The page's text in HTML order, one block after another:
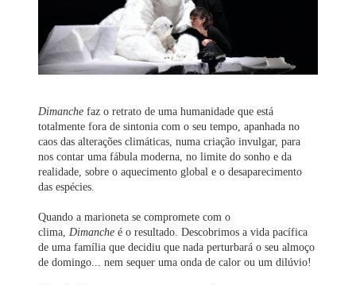
Dimanchefaz o retrato de uma humanidade que está
totalmente fora de sintonia com o seu tempo, apanhada no
caos das alterações climáticas, numa criação invulgar, para
nos contar uma fábula moderna, no limite do sonho e da
realidade, sobre o aquecimento global e o desaparecimento
das espécies.
Quando a marioneta se compromete com o
clima, Dimanche é o resultado. Descobrimos a vida pacífica
de uma família que decidiu que nada perturbará o seu almoço
de domingo... nem sequer uma onda de calor ou um dilúvio!